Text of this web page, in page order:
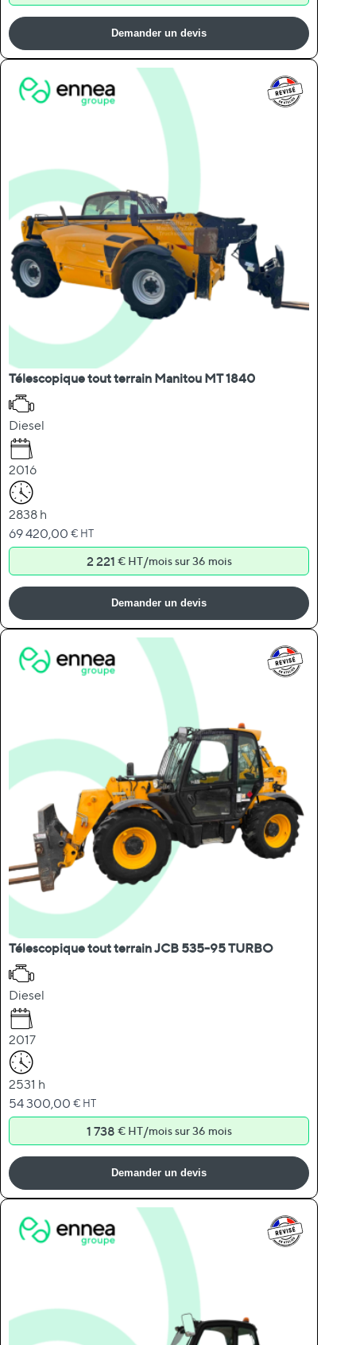
Demander un devis
Télescopique tout terrain Manitou MT 1840
Diesel
2016
2838 h
69 420,00 € HT
2 221 € HT/mois sur 36 mois
Demander un devis
Télescopique tout terrain JCB 535-95 TURBO
Diesel
2017
2531 h
54 300,00 € HT
1 738 € HT/mois sur 36 mois
Demander un devis